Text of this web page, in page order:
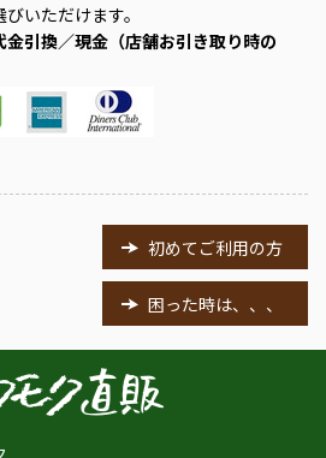
いただけます。
引換／現金（店舗お引き取り時の
初めてご利用の方
困った時は、、、